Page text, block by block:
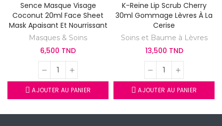
Sence Masque Visage
Coconut 20ml Face Sheet
Mask Apaisant Et Nourrissant
Masques & Soins
6,500 TND
AJOUTER AU PANIER
K-Reine Lip Scrub Cherry
30ml Gommage Lèvres À La
Cerise
Soins et Baume à Lèvres
13,500 TND
AJOUTER AU PANIER